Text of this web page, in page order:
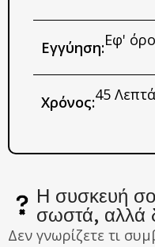
Εγγύηση:Εφ'
Χρόνος:45 Λεπτά
Η συσκευή
σωστά, αλλά
Δεν γνωρίζετε τι